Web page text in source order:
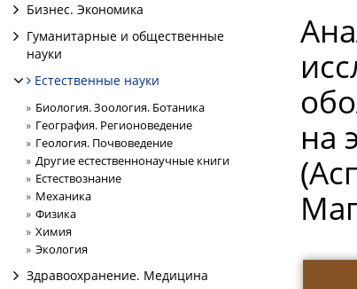
Бизнес. Экономика
Гуманитарные и общественные
науки
Естественные науки
Биология. Зоология. Ботаника
География. Регионоведение
Геология. Почвоведение
Другие естественнонаучные книги
Естествознание
Механика
Физика
Химия
Экология
Здравоохранение. Медицина
на